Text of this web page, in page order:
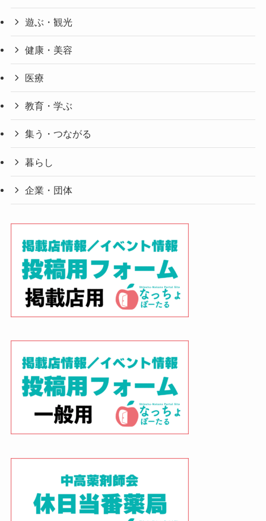
遊ぶ・観光
健康・美容
医療
教育・学ぶ
集う・つながる
暮らし
企業・団体